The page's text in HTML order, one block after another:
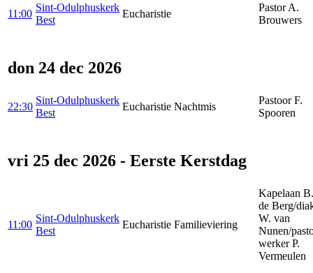
11:00
Sint-Odulphuskerk
Best
Eucharistie
Pastor A.
Brouwers
don 24 dec 2026
22:30
Sint-Odulphuskerk
Best
Eucharistie Nachtmis
Pastoor F.
Spooren
vri 25 dec 2026 - Eerste Kerstdag
11:00
Sint-Odulphuskerk
Best
Eucharistie Familieviering
Kapelaan
de Berg/
W. van
Nunen/
werker P.
Vermeulen